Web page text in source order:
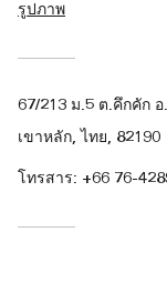
รูปภาพ
67/213 ม.5 ต.คึกคัก อ
เขาหลัก, ไทย, 82190
โทรสาร: +66 76-